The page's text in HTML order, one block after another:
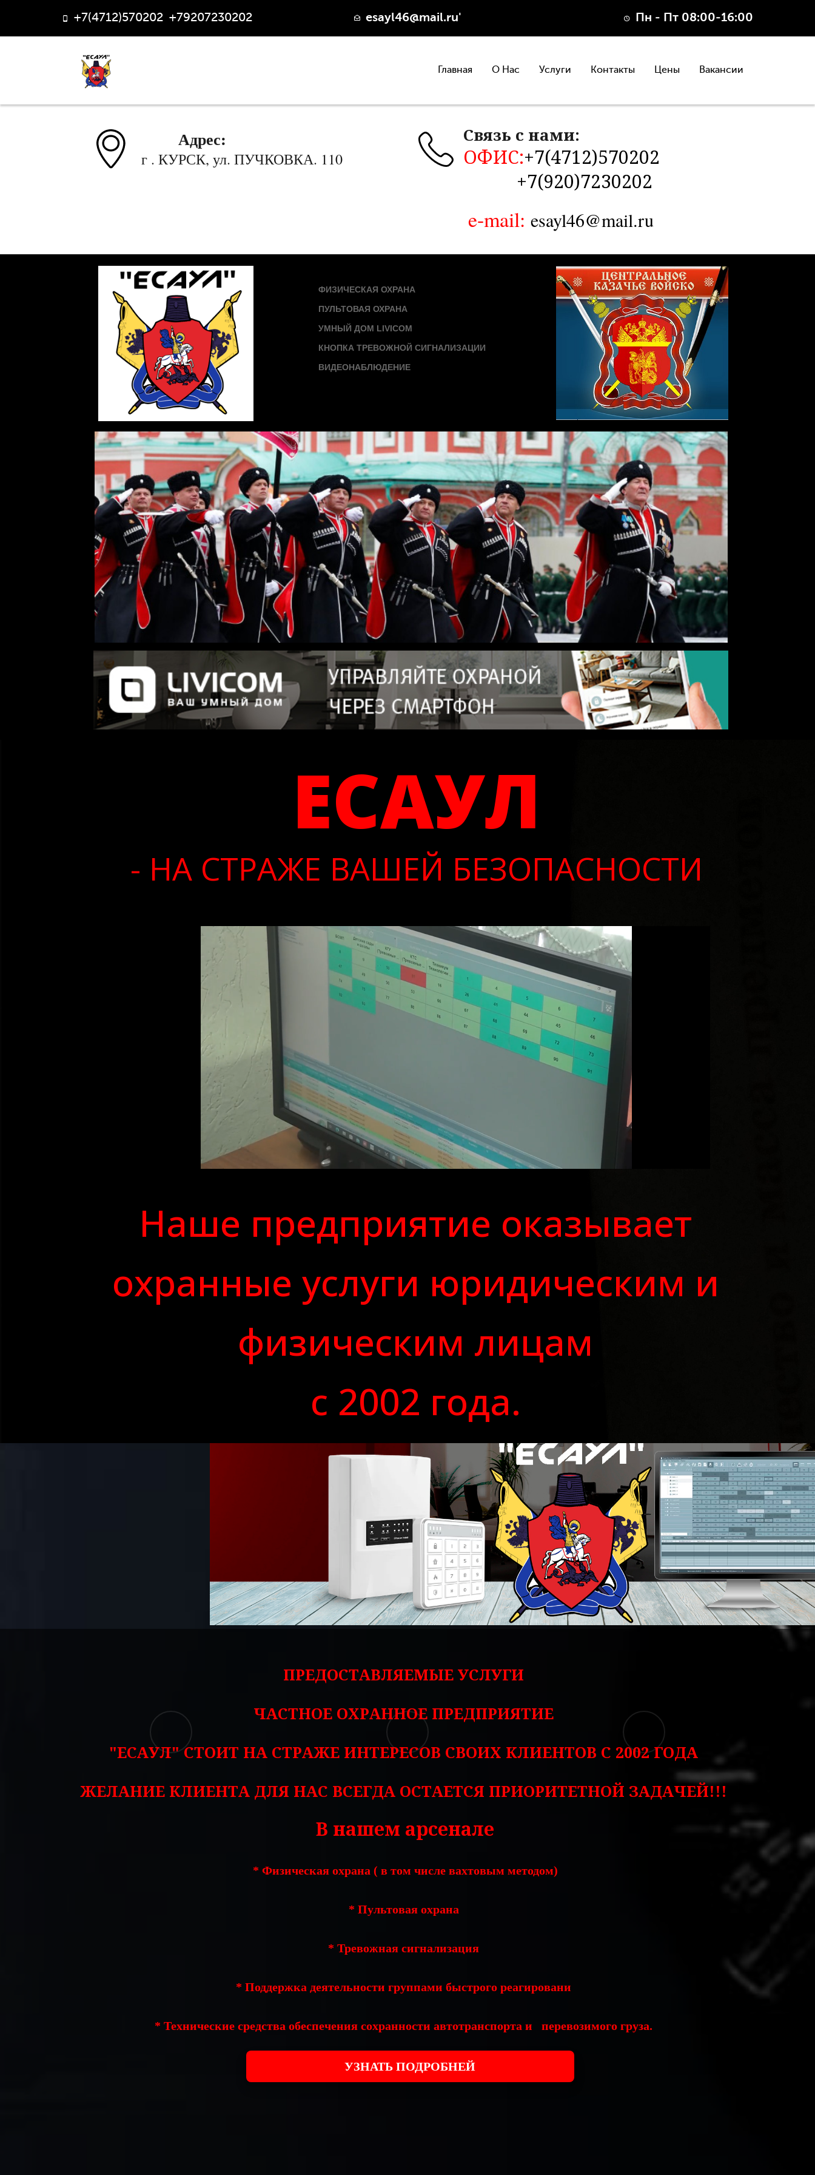
+7(4712)570202 +79207230202 esayl46@mail.ru' Пн - Пт 08:00-16:00
Главная О Нас Услуги Контакты Цены Вакансии
Адрес:
г . КУРСК, ул. ПУЧКОВКА. 110
Связь с нами:
ОФИС:+7(4712)570202
+7(920)7230202
e-mail: esayl46@mail.ru
ФИЗИЧЕСКАЯ ОХРАНА
ПУЛЬТОВАЯ ОХРАНА
УМНЫЙ ДОМ LIVICOM
КНОПКА ТРЕВОЖНОЙ СИГНАЛИЗАЦИИ
ВИДЕОНАБЛЮДЕНИЕ
ЕСАУЛ
- НА СТРАЖЕ ВАШЕЙ БЕЗОПАСНОСТИ
Наше предприятие оказывает
охранные услуги юридическим и
физическим лицам
с 2002 года.
ПРЕДОСТАВЛЯЕМЫЕ УСЛУГИ
ЧАСТНОЕ ОХРАННОЕ ПРЕДПРИЯТИЕ
"ЕСАУЛ" СТОИТ НА СТРАЖЕ ИНТЕРЕСОВ СВОИХ КЛИЕНТОВ С 2002 ГОДА
ЖЕЛАНИЕ КЛИЕНТА ДЛЯ НАС ВСЕГДА ОСТАЕТСЯ ПРИОРИТЕТНОЙ ЗАДАЧЕЙ!!!
В нашем арсенале
* Физическая охрана ( в том числе вахтовым методом)
* Пультовая охрана
* Тревожная сигнализация
* Поддержка деятельности группами быстрого реагировани
* Технические средства обеспечения сохранности автотранспорта и перевозимого груза.
УЗНАТЬ ПОДРОБНЕЙ